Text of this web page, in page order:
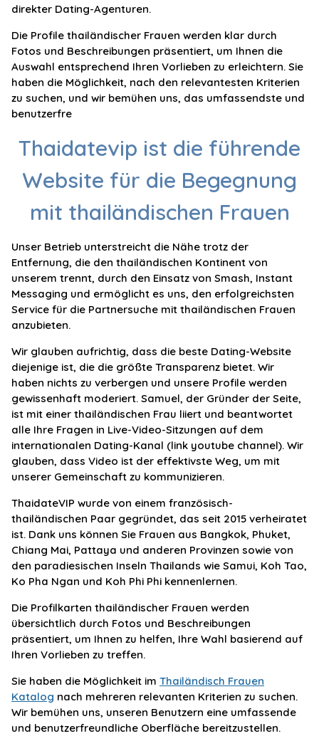
direkter Dating-Agenturen.
Die Profile thailändischer Frauen werden klar durch
Fotos und Beschreibungen präsentiert, um Ihnen die
Auswahl entsprechend Ihren Vorlieben zu erleichtern. Sie
haben die Möglichkeit, nach den relevantesten Kriterien
zu suchen, und wir bemühen uns, das umfassendste und
benutzerfre
Thaidatevip ist die führende
Website für die Begegnung
mit thailändischen Frauen
Unser Betrieb unterstreicht die Nähe trotz der
Entfernung, die den thailändischen Kontinent von
unserem trennt, durch den Einsatz von Smash, Instant
Messaging und ermöglicht es uns, den erfolgreichsten
Service für die Partnersuche mit thailändischen Frauen
anzubieten.
Wir glauben aufrichtig, dass die beste Dating-Website
diejenige ist, die die größte Transparenz bietet. Wir
haben nichts zu verbergen und unsere Profile werden
gewissenhaft moderiert. Samuel, der Gründer der Seite,
ist mit einer thailändischen Frau liiert und beantwortet
alle Ihre Fragen in Live-Video-Sitzungen auf dem
internationalen Dating-Kanal (link youtube channel). Wir
glauben, dass Video ist der effektivste Weg, um mit
unserer Gemeinschaft zu kommunizieren.
ThaidateVIP wurde von einem französisch-
thailändischen Paar gegründet, das seit 2015 verheiratet
ist. Dank uns können Sie Frauen aus Bangkok, Phuket,
Chiang Mai, Pattaya und anderen Provinzen sowie von
den paradiesischen Inseln Thailands wie Samui, Koh Tao,
Ko Pha Ngan und Koh Phi Phi kennenlernen.
Die Profilkarten thailändischer Frauen werden
übersichtlich durch Fotos und Beschreibungen
präsentiert, um Ihnen zu helfen, Ihre Wahl basierend auf
Ihren Vorlieben zu treffen.
Sie haben die Möglichkeit im Thailändisch Frauen
Katalog nach mehreren relevanten Kriterien zu suchen.
Wir bemühen uns, unseren Benutzern eine umfassende
und benutzerfreundliche Oberfläche bereitzustellen.